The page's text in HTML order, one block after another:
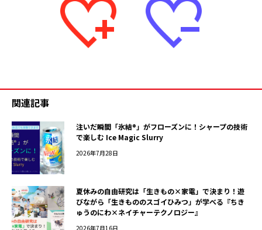
関連記事
注いだ瞬間「氷結®」がフローズンに！シャープの技術
で楽しむ Ice Magic Slurry
2026年7月28日
夏休みの自由研究は「生きもの×家電」で決まり！遊
びながら「生きもののスゴイひみつ」が学べる『ちき
ゅうのにわ×ネイチャーテクノロジー』
2026年7月16日